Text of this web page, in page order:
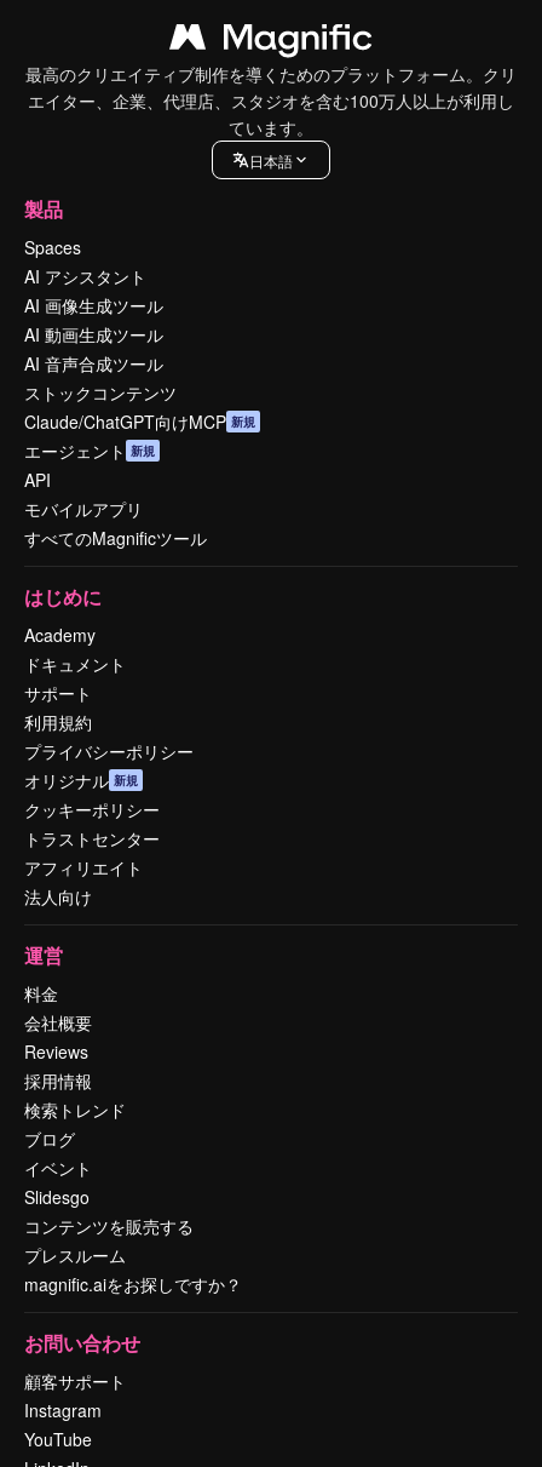
最高のクリエイティブ制作を導くためのプラットフォーム。クリ
エイター、企業、代理店、スタジオを含む100万人以上が利用し
ています。
日本語
製品
Spaces
AI アシスタント
AI 画像生成ツール
AI 動画生成ツール
AI 音声合成ツール
ストックコンテンツ
Claude/ChatGPT向けMCP 新規
エージェント 新規
API
モバイルアプリ
すべてのMagnificツール
はじめに
Academy
ドキュメント
サポート
利用規約
プライバシーポリシー
オリジナル 新規
クッキーポリシー
トラストセンター
アフィリエイト
法人向け
運営
料金
会社概要
Reviews
採用情報
検索トレンド
ブログ
イベント
Slidesgo
コンテンツを販売する
プレスルーム
magnific.aiをお探しですか？
お問い合わせ
顧客サポート
Instagram
YouTube